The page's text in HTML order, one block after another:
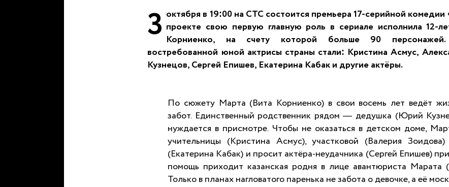
3 октября в 19:00на СТСсостоится премьера 17-серийной комедии
проекте свою первую главную роль в сериале исполнила 12-
Корниенко, на счету которой больше 90 персонажей.
востребованной юной актрисы страны стали: Кристина Асмус,
Кузнецов,Сергей Епишев, Екатерина Кабаки другие актёры.
По сюжету Марта (Вита Корниенко) в свои восемь лет ведёт
забот. Единственный родственник рядом — дедушка (Юрий
нуждается в присмотре. Чтобы не оказаться в детском доме,
учительницы (Кристина Асмус), участковой (Валерия
(Екатерина Кабак) и просит актёра-неудачника (Сергей Епишев)
помощь приходит казанская родня в лице авантюриста Марата
Только в планах нагловатого паренька не забота о девочке, а её